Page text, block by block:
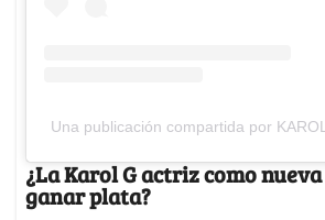
Una publicación compartida por
¿La Karol G actriz como
ganar plata?